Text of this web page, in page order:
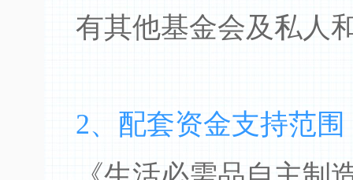
有其他基金会及私人
2、配套资金支持范围